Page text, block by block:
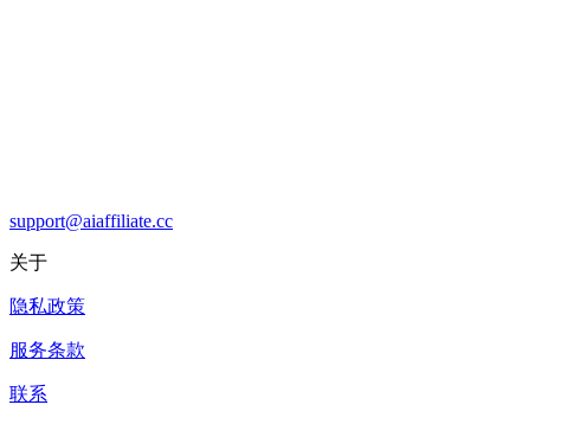
support@aiaffiliate.cc
关于
隐私政策
服务条款
联系